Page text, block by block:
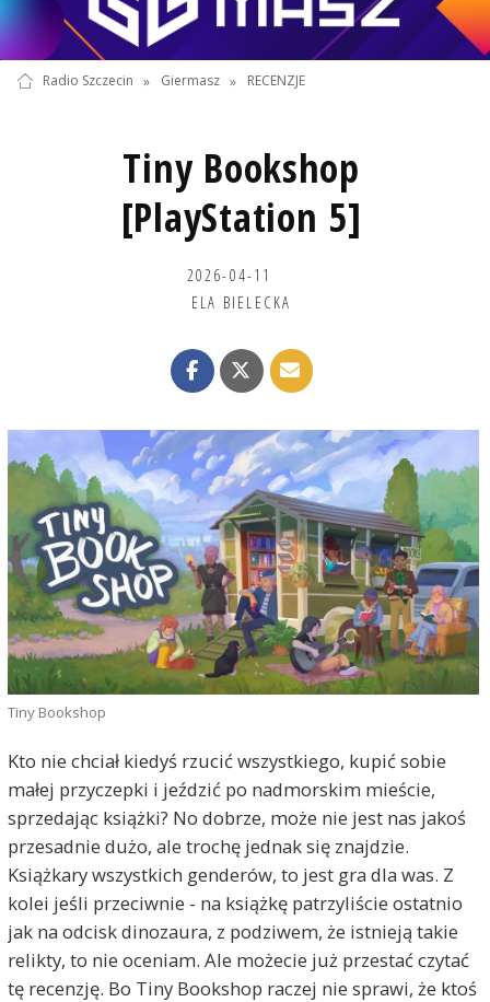
Radio Szczecin » Giermasz » RECENZJE
Tiny Bookshop
[PlayStation 5]
2026-04-11
ELA BIELECKA
Tiny Bookshop
Kto nie chciał kiedyś rzucić wszystkiego, kupić sobie
małej przyczepki i jeździć po nadmorskim mieście,
sprzedając książki? No dobrze, może nie jest nas jakoś
przesadnie dużo, ale trochę jednak się znajdzie.
Książkary wszystkich genderów, to jest gra dla was. Z
kolei jeśli przeciwnie - na książkę patrzyliście ostatnio
jak na odcisk dinozaura, z podziwem, że istnieją takie
relikty, to nie oceniam. Ale możecie już przestać czytać
tę recenzję. Bo Tiny Bookshop raczej nie sprawi, że ktoś